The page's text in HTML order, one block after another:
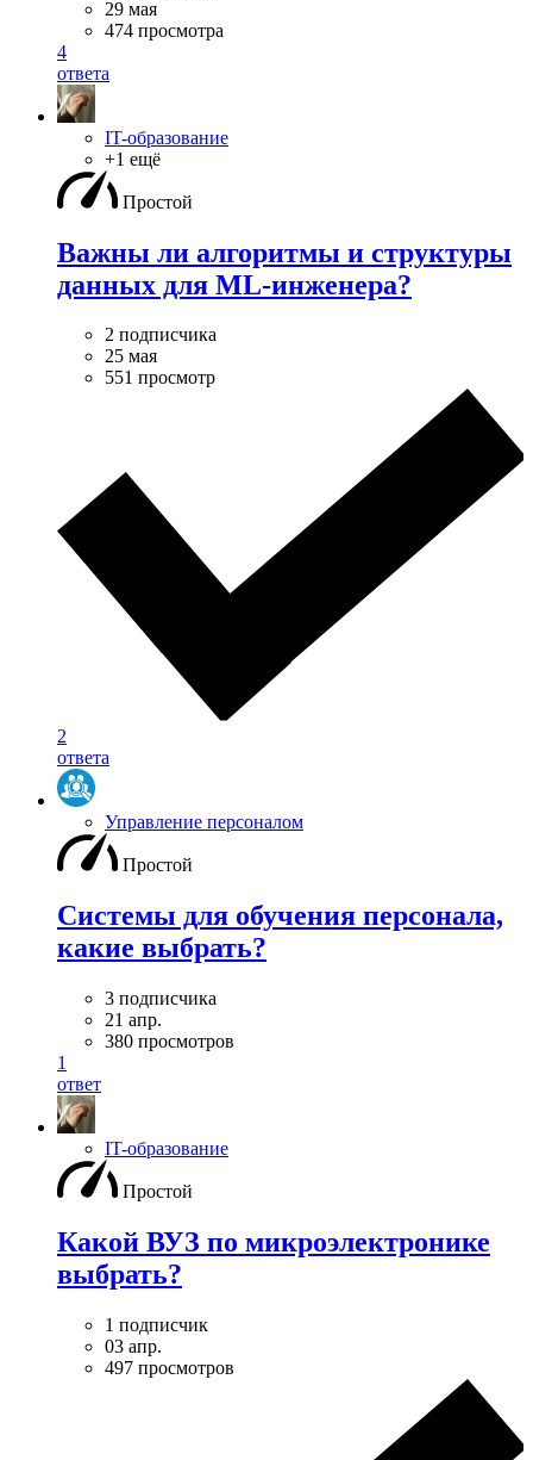
29 мая
474 просмотра
4
ответа
IT-образование
+1 ещё
Простой
Важны ли алгоритмы и структуры
данных для ML-инженера?
2 подписчика
25 мая
551 просмотр
2
ответа
Управление персоналом
Простой
Системы для обучения персонала,
какие выбрать?
3 подписчика
21 апр.
380 просмотров
1
ответ
IT-образование
Простой
Какой ВУЗ по микроэлектронике
выбрать?
1 подписчик
03 апр.
497 просмотров